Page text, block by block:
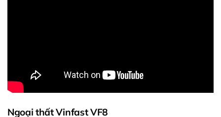
Ngoại thất Vinfast VF8